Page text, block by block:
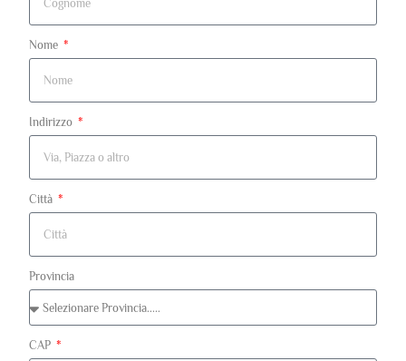
Nome
Indirizzo
Città
Provincia
CAP